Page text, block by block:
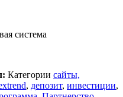
система
Категории сайты,
, депозит, инвестиции,